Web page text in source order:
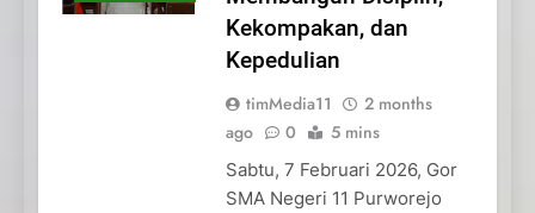
Kekompakan, dan
Kepedulian
timMedia11
2 months
ago
0 5 mins
Sabtu, 7 Februari 2026, Gor
SMA Negeri 11 Purworejo